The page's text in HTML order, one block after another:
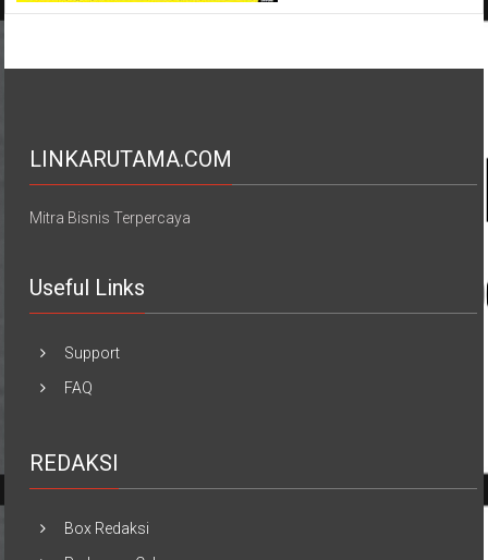
LINKARUTAMA.COM
Mitra Bisnis Terpercaya
Useful Links
Support
FAQ
REDAKSI
Box Redaksi